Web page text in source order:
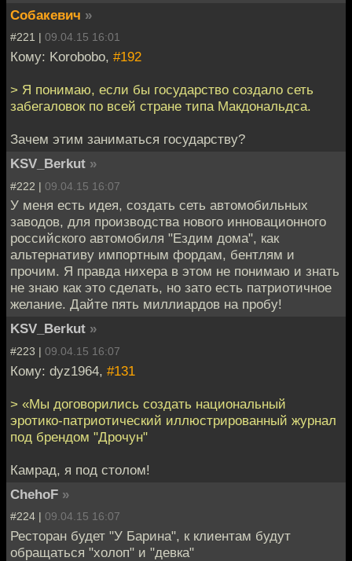
Собакевич »
#221 | 09.04.15 16:01
Кому: Korobobo, #192
> Я понимаю, если бы государство создало сеть
забегаловок по всей стране типа Макдональдса.
Зачем этим заниматься государству?
KSV_Berkut »
#222 | 09.04.15 16:07
У меня есть идея, создать сеть автомобильных
заводов, для производства нового инновационного
российского автомобиля "Ездим дома", как
альтернативу импортным фордам, бентлям и
прочим. Я правда нихера в этом не понимаю и знать
не знаю как это сделать, но зато есть патриотичное
желание. Дайте пять миллиардов на пробу!
KSV_Berkut »
#223 | 09.04.15 16:07
Кому: dyz1964, #131
> «Мы договорились создать национальный
эротико-патриотический иллюстрированный журнал
под брендом "Дрочун"
Камрад, я под столом!
ChehoF »
#224 | 09.04.15 16:07
Ресторан будет "У Барина", к клиентам будут
обращаться "холоп" и "девка"